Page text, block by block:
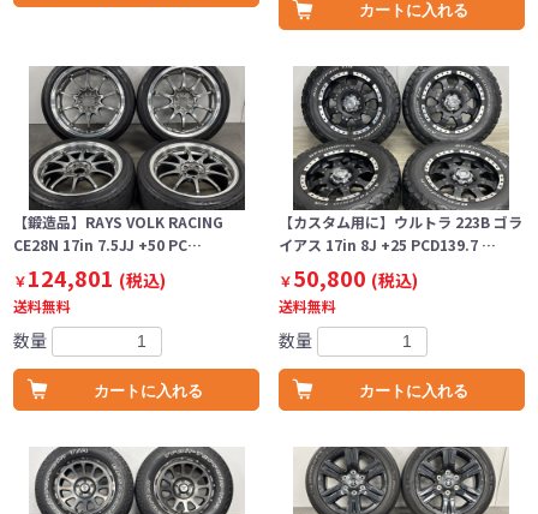
カートに入れる
【鍛造品】RAYS VOLK RACING
CE28N 17in 7.5JJ +50 PC…
￥124,801 (税込)
送料無料
数量
カートに入れる
【カスタム用に】ウルトラ 223B ゴラ
イアス 17in 8J +25 PCD139.7 …
￥50,800 (税込)
送料無料
数量
カートに入れる